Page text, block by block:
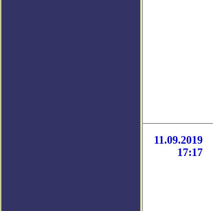
11.09.2019
17:17